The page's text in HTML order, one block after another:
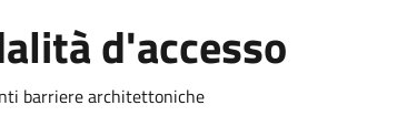
d'accesso
barriere architettoniche